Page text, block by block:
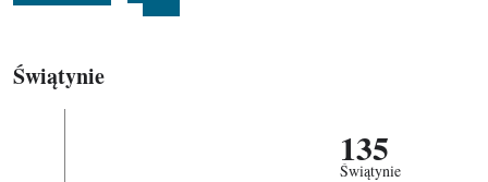
Świątynie
135
Świątynie